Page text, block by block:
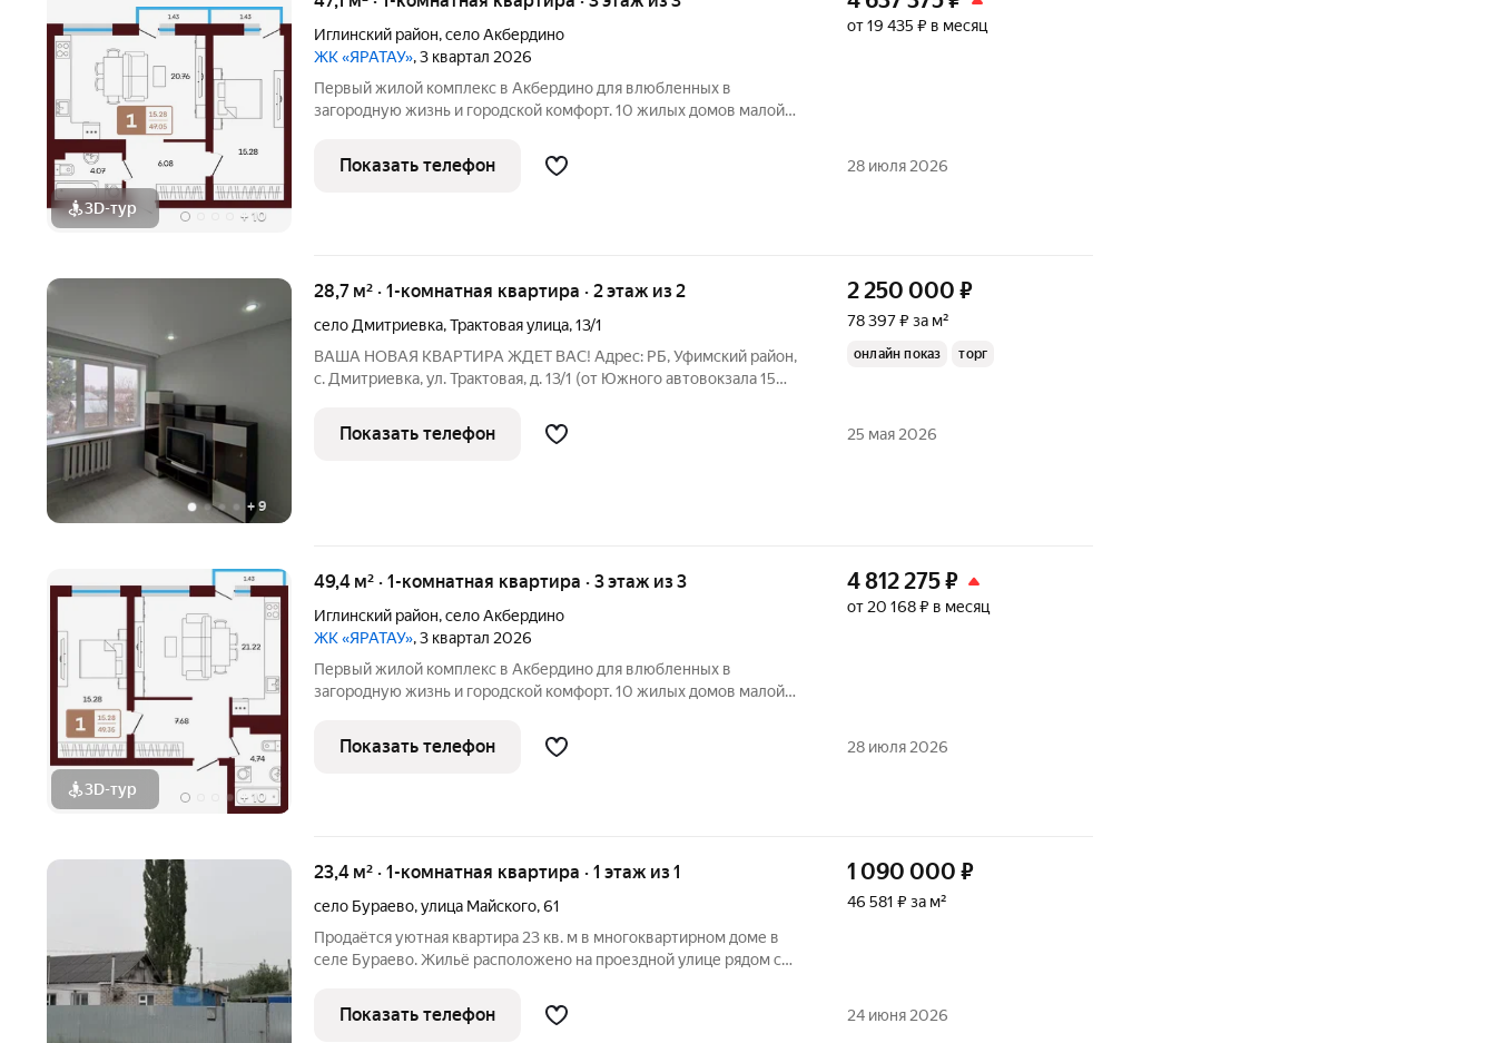
3D-тур + 10
Иглинский район,село Акбердино
ЖК «ЯРАТАУ», 3 квартал 2026
Первый жилой комплекс в Акбердино для влюбленных в
загородную жизнь и городской комфорт. 10 жилых домов малой
благоустройство и озеленение объединены безопасной
территорией, наполненной всем
от 19 435 ₽ в месяц
Показать телефон 28 июля 2026
+ 9
28,7 м² · 1-комнатная квартира · 2 этаж из 2
село Дмитриевка,Трактовая улица,13/1
ВАША НОВАЯ КВАРТИРА ЖДЕТ ВАС! Адрес: РБ, Уфимский район,
с. Дмитриевка, ул. Трактовая, д. 13/1 (от Южного автовокзала 15
Квартира расположена на 2-м этаже двухэтажного дома. Общая
площадь 28,7
2 250 000 ₽
78 397 ₽ за м²
онлайн показ торг
Показать телефон 25 мая 2026
3D-тур + 10
49,4 м² · 1-комнатная квартира · 3 этаж из 3
Иглинский район,село Акбердино
ЖК «ЯРАТАУ», 3 квартал 2026
Первый жилой комплекс в Акбердино для влюбленных в
загородную жизнь и городской комфорт. 10 жилых домов малой
благоустройство и озеленение объединены безопасной
территорией, наполненной всем
4 812 275₽
от 20 168 ₽ в месяц
Показать телефон 28 июля 2026
23,4 м² · 1-комнатная квартира · 1 этаж из 1
село Бураево,улица Майского,61
Продаётся уютная квартира 23 кв. м в многоквартирном доме в
селе Бураево. Жильё расположено на проездной улице рядом с
соседи спокойные. В квартире одна спальня и просторная
гостиная и
1 090 000 ₽
46 581 ₽ за м²
Показать телефон 24 июня 2026